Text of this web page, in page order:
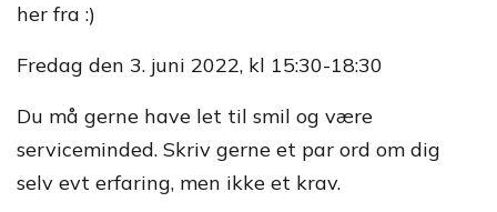
her fra :)
Fredag den 3. juni 2022, kl 15:30-18:30
Du må gerne have let til smil og være
serviceminded. Skriv gerne et par ord om dig
selv evt erfaring, men ikke et krav.